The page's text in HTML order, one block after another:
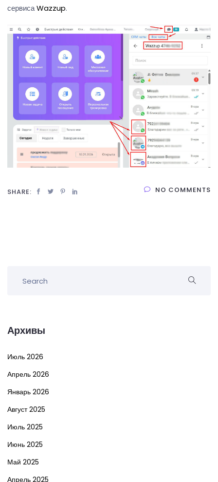
сервисаWazzup.
SHARE: NO COMMENTS
Архивы
Июль 2026
Апрель 2026
Январь 2026
Август 2025
Июль 2025
Июнь 2025
Май 2025
Апрель 2025